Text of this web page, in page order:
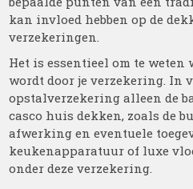
kan invloed hebben op de
verzekeringen.
Het is essentieel om te weten
wordt door je verzekering. In
opstalverzekering alleen de
casco huis dekken, zoals de
afwerking en eventuele
keukenapparatuur of luxe
onder deze verzekering.